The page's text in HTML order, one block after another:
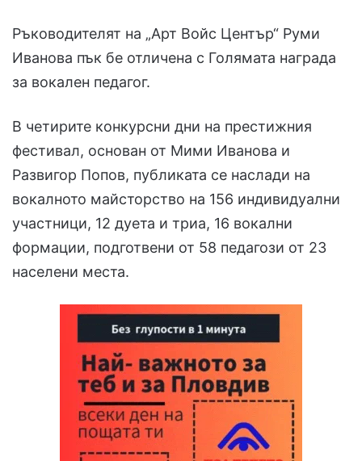
Ръководителят на „Арт Войс Център“ Руми
Иванова пък бе отличена с Голямата награда
за вокален педагог.
В четирите конкурсни дни на престижния
фестивал, основан от Мими Иванова и
Развигор Попов, публиката се наслади на
вокалното майсторство на 156 индивидуални
участници, 12 дуета и триа, 16 вокални
формации, подготвени от 58 педагози от 23
населени места.